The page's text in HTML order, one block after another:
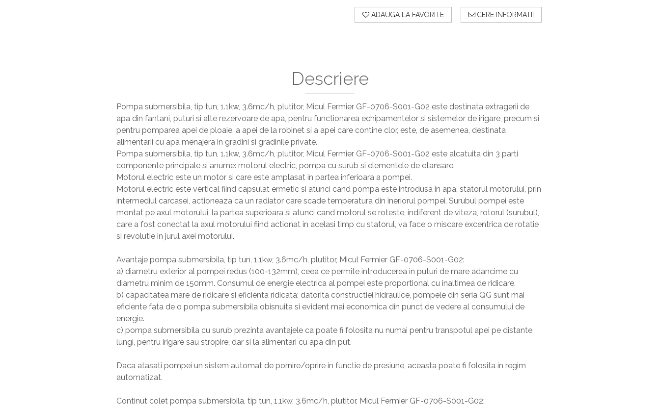
ADAUGA LA FAVORITE CERE INFORMATII
Descriere
Pompa submersibila, tip tun, 1.1kw, 3.6mc/h, plutitor, Micul Fermier GF-0706-S001-G02 este destinata extragerii de
apa din fantani, puturi si alte rezervoare de apa, pentru functionarea echipamentelor si sistemelor de irigare, precum si
pentru pomparea apei de ploaie, a apei de la robinet si a apei care contine clor, este, de asemenea, destinata
alimentarii cu apa menajera in gradini si gradinile private.
Pompa submersibila, tip tun, 1.1kw, 3.6mc/h, plutitor, Micul Fermier GF-0706-S001-G02 este alcatuita din 3 parti
componente principale si anume: motorul electric, pompa cu surub si elementele de etansare.
Motorul electric este un motor si care este amplasat in partea inferioara a pompei.
Motorul electric este vertical fiind capsulat ermetic si atunci cand pompa este introdusa in apa, statorul motorului, prin
intermediul carcasei, actioneaza ca un radiator care scade temperatura din ineriorul pompei. Surubul pompei este
montat pe axul motorului, la partea superioara si atunci cand motorul se roteste, indiferent de viteza, rotorul (surubul),
care a fost conectat la axul motorului fiind actionat in acelasi timp cu statorul, va face o miscare excentrica de rotatie
si revolutie in jurul axei motorului.
Avantaje pompa submersibila, tip tun, 1.1kw, 3.6mc/h, plutitor, Micul Fermier GF-0706-S001-G02:
a) diametru exterior al pompei redus (100-132mm), ceea ce permite introducerea in puturi de mare adancime cu
diametru minim de 150mm. Consumul de energie electrica al pompei este proportional cu inaltimea de ridicare.
b) capacitatea mare de ridicare si eficienta ridicata; datorita constructiei hidraulice, pompele din seria QG sunt mai
eficiente fata de o pompa submersibila obisnuita si evident mai economica din punct de vedere al consumului de
energie.
c) pompa submersibila cu surub prezinta avantajele ca poate fi folosita nu numai pentru transpotul apei pe distante
lungi, pentru irigare sau stropire, dar si la alimentari cu apa din put.
Daca atasati pompei un sistem automat de pornire/oprire in functie de presiune, aceasta poate fi folosita in regim
automatizat.
Continut colet pompa submersibila, tip tun, 1.1kw, 3.6mc/h, plutitor, Micul Fermier GF-0706-S001-G02: